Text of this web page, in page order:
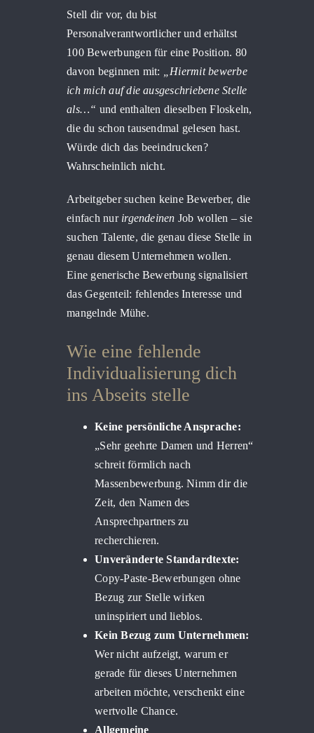
Stell dir vor, du bist
Personalverantwortlicher und erhältst
100 Bewerbungen für eine Position. 80
davon beginnen mit:
„Hiermit bewerbe
ich mich auf die ausgeschriebene Stelle
als…“ und enthalten dieselben Floskeln,
die du schon tausendmal gelesen hast.
Würde dich das beeindrucken?
Wahrscheinlich nicht.
Arbeitgeber suchen keine Bewerber, die
einfach nur irgendeinen Job wollen – sie
suchen Talente, die genau diese Stelle in
genau diesem Unternehmen wollen.
Eine generische Bewerbung signalisiert
das Gegenteil: fehlendes Interesse und
mangelnde Mühe.
Wie eine fehlende
Individualisierung dich
ins Abseits stelle
Keine persönliche Ansprache:
„Sehr geehrte Damen und Herren“
schreit förmlich nach
Massenbewerbung. Nimm dir die
Zeit, den Namen des
Ansprechpartners zu
recherchieren.
Unveränderte Standardtexte:
Copy-Paste-Bewerbungen ohne
Bezug zur Stelle wirken
uninspiriert und lieblos.
Kein Bezug zum Unternehmen:
Wer nicht aufzeigt, warum er
gerade für dieses Unternehmen
arbeiten möchte, verschenkt eine
wertvolle Chance.
Allgemeine